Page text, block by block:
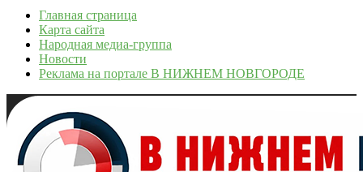
Главная страница
Карта сайта
Народная медиа-группа
Новости
Реклама на портале В НИЖНЕМ НОВГОРОДЕ